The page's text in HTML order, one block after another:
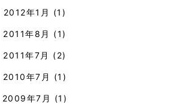
2012年1月 (1)
2011年8月 (1)
2011年7月 (2)
2010年7月 (1)
2009年7月 (1)